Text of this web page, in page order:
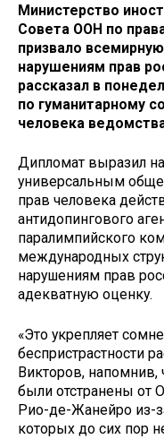
Министерство
Совета ООН по
призвало
нарушениям прав
рассказал в
по гуманитарному
человека
Дипломат выразил
универсальным
прав человека
антидопингового
паралимпийского
международных
нарушениям прав
адекватную оценку.
«Это укрепляет
беспристрастности
Викторов, напомнив,
были отстранены от
Рио-де-Жанейро из-
которых до сих пор